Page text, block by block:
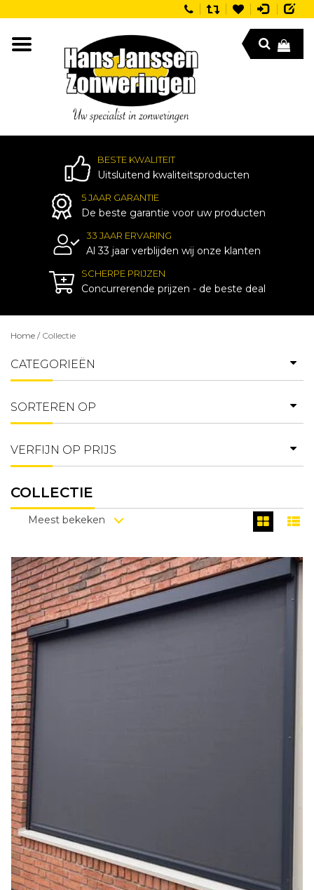
BESTE KWALITEIT
Uitsluitend kwaliteitsproducten
5 JAAR GARANTIE
De beste garantie voor uw producten
33 JAAR ERVARING
Al 33 jaar verblijden wij onze klanten
SCHERPE PRIJZEN
Concurrerende prijzen - de beste deal
Home / Collectie
CATEGORIEËN
SORTEREN OP
VERFIJN OP PRIJS
COLLECTIE
Meest bekeken